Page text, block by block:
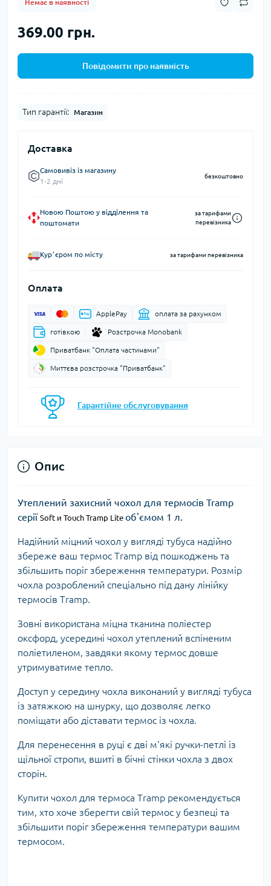
Немає в наявності
369.00 грн.
Повідомити про наявність
Тип гарантії: Магазин
Доставка
Самовивіз із магазину
1-2 дні
безкоштовно
Новою Поштою у відділення та
поштомати
за тарифами
перевізника
Курʼєром по місту за тарифами перевізника
Оплата
ApplePay оплата за рахунком
готівкою Розстрочка Monobank
Приватбанк "Оплата частинами"
Миттєва розстрочка "Приватбанк"
Гарантійне обслуговування
Опис
Утеплений захисний чохол для термосів Tramp
серії Soft и Touch Tramp Lite об'ємом 1 л.
Надійний міцний чохол у вигляді тубуса надійно
збереже ваш термос Tramp від пошкоджень та
збільшить поріг збереження температури. Розмір
чохла розроблений спеціально під дану лінійку
термосів Tramp.
Зовні використана міцна тканина поліестер
оксфорд, усередині чохол утеплений вспіненим
поліетиленом, завдяки якому термос довше
утримуватиме тепло.
Доступ у середину чохла виконаний у вигляді тубуса
із затяжкою на шнурку, що дозволяє легко
поміщати або діставати термос із чохла.
Для перенесення в руці є дві м'які ручки-петлі із
щільної стропи, вшиті в бічні стінки чохла з двох
сторін.
Купити чохол для термоса Tramp рекомендується
тим, хто хоче зберегти свій термос у безпеці та
збільшити поріг збереження температури вашим
термосом.